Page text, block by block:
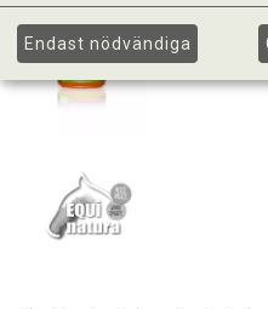
Endast nödvändiga